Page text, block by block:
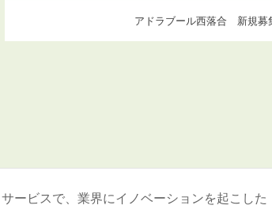
アドラブール西落合 新規募
ービスで、業界にイノベーションを起こした